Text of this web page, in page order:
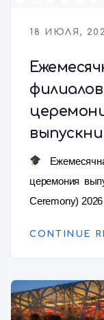
18 ИЮЛЯ,
церемония
Ceremony)
CONTINUE